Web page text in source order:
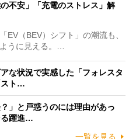
不安」「充電のストレス」解
（BEV）シフト」の潮流も、
うに見える。…
な状況で実感した「フォレスタ
スト…
」と戸惑うのには理由があっ
躍進…
一覧を見る